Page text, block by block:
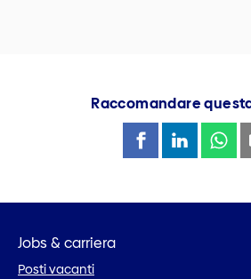
Raccomandare
Jobs & carriera
Posti vacanti